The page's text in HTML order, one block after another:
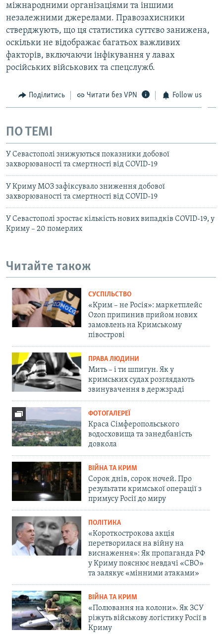
міжнародними організаціями та іншими
незалежними джерелами. Правозахисники
стверджують, що ця статистика суттєво занижена,
оскільки не відображає багатьох важливих
факторів, включаючи інфікування у лавах
російських військових та спецслужб.
Поділитись Читати без VPN Follow us
ПО ТЕМІ
У Севастополі знижуються показники добової
захворюваності та смертності від COVID-19
У Криму МОЗ зафіксувало зниження добової
захворюваності та смертності від COVID-19
У Севастополі зростає кількість нових випадків COVID-19, у
Криму – 20 померлих
Читайте також
СУСПІЛЬСТВО
«Крим – не Росія»: маркетплейс
Ozon припинив прийом нових
замовлень на Кримському
півострові
ПРАВА ЛЮДИНИ
Мить – і ти шпигун. Як у
кримських судах розглядають
звинувачення в держзраді
ФОТОГАЛЕРЕЇ
Краса Сімферопольського
водосховища та занедбаність
довкола
ВІЙНА ТА КРИМ
Сорок днів, сорок ночей. Про
результати кримської операції з
примусу Росії до миру
ПОЛІТИКА
«Короткострокова акція
перетворилася на війну на
виснаження»: Як пропаганда РФ
у Криму пояснює невдачі «СВО»
та залякує «мінними атаками»
ВІЙНА ТА КРИМ
«Полювання на колони». Як ЗСУ
ріжуть військову логістику Росії в
Криму